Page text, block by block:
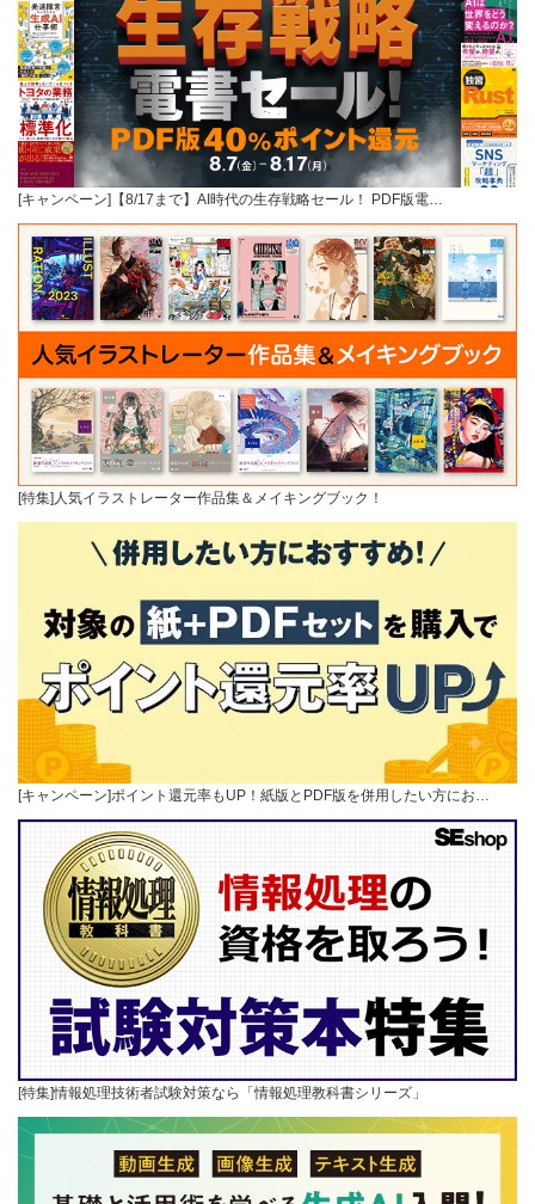
[キャンペーン]【8/17まで】AI時代の生存戦略セール！ PDF版電…
[特集]人気イラストレーター作品集＆メイキングブック！
[キャンペーン]ポイント還元率もUP！紙版とPDF版を併用したい方にお…
[特集]情報処理技術者試験対策なら「情報処理教科書シリーズ」